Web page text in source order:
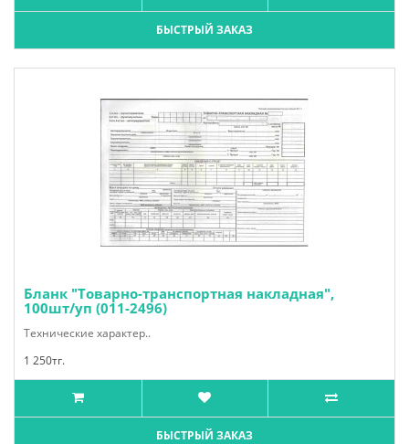
БЫСТРЫЙ ЗАКАЗ
Бланк "Товарно-транспортная накладная",
100шт/уп (011-2496)
Технические характер..
1 250тг.
БЫСТРЫЙ ЗАКАЗ